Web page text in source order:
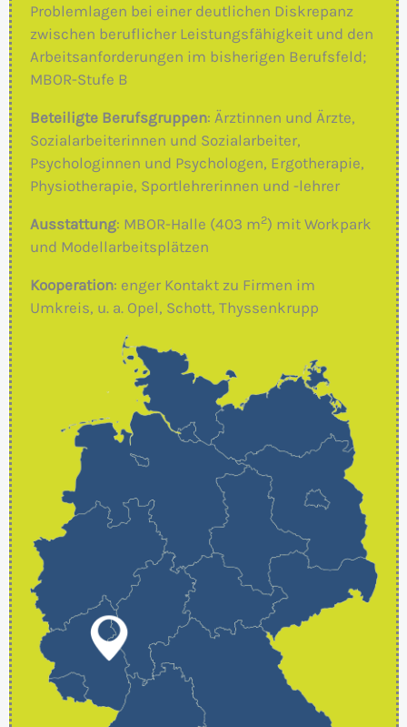
Problemlagen bei einer deutlichen Diskrepanz
zwischen beruflicher Leistungsfähigkeit und den
Arbeitsanforderungen im bisherigen Berufsfeld;
MBOR-Stufe B
Beteiligte Berufsgruppen: Ärztinnen und Ärzte,
Sozialarbeiterinnen und Sozialarbeiter,
Psychologinnen und Psychologen, Ergotherapie,
Physiotherapie, Sportlehrerinnen und -lehrer
Ausstattung: MBOR-Halle (403 m2) mit Workpark
und Modellarbeitsplätzen
Kooperation: enger Kontakt zu Firmen im
Umkreis, u. a. Opel, Schott, Thyssenkrupp